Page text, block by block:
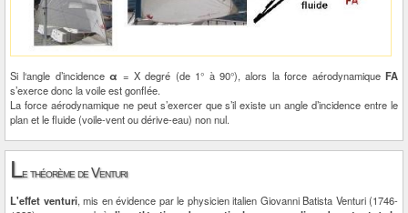
Si l‘angle d’incidenceα = X degré (de 1° à 90°), alors la force aérodynamiqueFA
s’exerce donc la voile est gonflée.
La force aérodynamique ne peut s’exercer que s’il existe un angle d’incidence entre le
plan et le fluide (voile-vent ou dérive-eau) non nul.
Le théorème de Venturi
L'effet venturi, mis en évidence par le physicien italien Giovanni Batista Venturi (1746-